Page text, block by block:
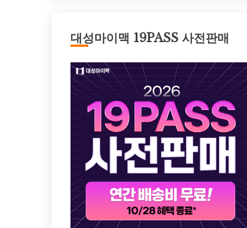
대성마이맥 19PASS 사전판매